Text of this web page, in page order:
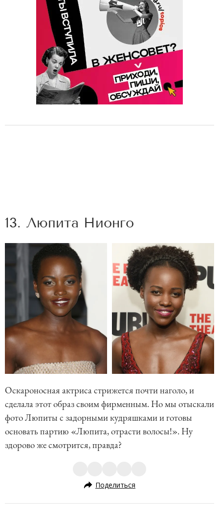
13. Люпита Нионго
Оскароносная актриса стрижется почти наголо, и
сделала этот образ своим фирменным. Но мы отыскали
фото Люпиты с задорными кудряшками и готовы
основать партию «Люпита, отрасти волосы!». Ну
здорово же смотрится, правда?
Поделиться